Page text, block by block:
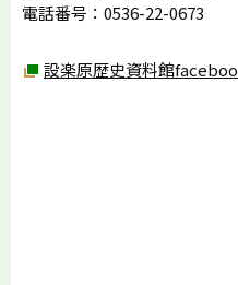
電話番号：0536-22-0673
設楽原歴史資料館